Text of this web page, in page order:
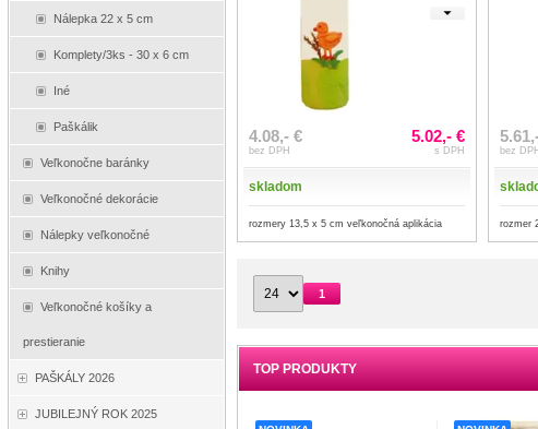
Nálepka 22 x 5 cm
Komplety/3ks - 30 x 6 cm
Iné
Paškálik
Veľkonočne baránky
Veľkonočné dekorácie
Nálepky veľkonočné
Knihy
Veľkonočné košíky a
prestieranie
PAŠKÁLY 2026
JUBILEJNÝ ROK 2025
4.08,- €
bez DPH
5.02,- €
s DPH
skladom
rozmery 13,5 x 5 cm veľkonočná aplikácia
bez DPH
rozmer
1
TOP PRODUKTY